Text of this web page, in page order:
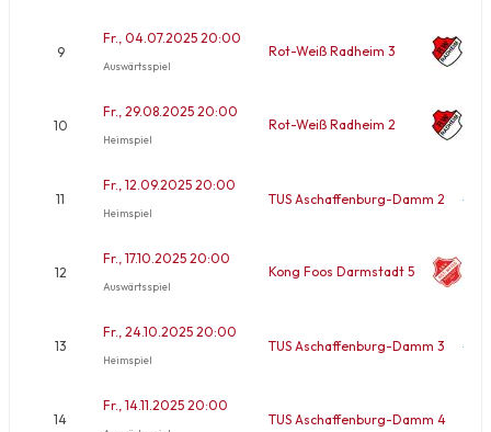
9
Fr., 04.07.2025 20:00
Auswärtsspiel
Rot-Weiß Radheim 3
10
Fr., 29.08.2025 20:00
Heimspiel
Rot-Weiß Radheim 2
11
Fr., 12.09.2025 20:00
Heimspiel
TUS Aschaffenburg-Damm 2
12
Fr., 17.10.2025 20:00
Auswärtsspiel
Kong Foos Darmstadt 5
13
Fr., 24.10.2025 20:00
Heimspiel
TUS Aschaffenburg-Damm 3
14
Fr., 14.11.2025 20:00
TUS Aschaffenburg-Damm 4